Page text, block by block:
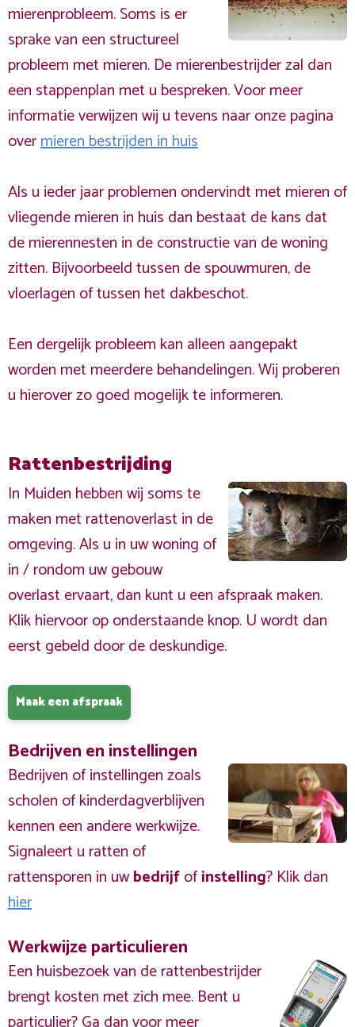
mierenprobleem. Soms is er
sprake van een structureel
probleem met mieren. De mierenbestrijder zal dan
een stappenplan met u bespreken. Voor meer
informatie verwijzen wij u tevens naar onze pagina
overmieren bestrijden in huis
Als u ieder jaar problemen ondervindt met mieren of
vliegende mieren in huis dan bestaat de kans dat
de mierennesten in de constructie van de woning
zitten. Bijvoorbeeld tussen de spouwmuren, de
vloerlagen of tussen het dakbeschot.
Een dergelijk probleem kan alleen aangepakt
worden met meerdere behandelingen. Wij proberen
u hierover zo goed mogelijk te informeren.
Rattenbestrijding
In Muiden hebben wij soms te
maken met rattenoverlast in de
omgeving. Als u in uw woning of
in / rondom uw gebouw
overlast ervaart, dan kunt u een afspraak maken.
Klik hiervoor op onderstaande knop. U wordt dan
eerst gebeld door de deskundige.
Maak een afspraak
Bedrijven en instellingen
Bedrijven of instellingen zoals
scholen of kinderdagverblijven
kennen een andere werkwijze.
Signaleert u ratten of
rattensporen in uwbedrijfofinstelling? Klik dan
hier
Werkwijze particulieren
Een huisbezoek van de rattenbestrijder
brengt kosten met zich mee. Bent u